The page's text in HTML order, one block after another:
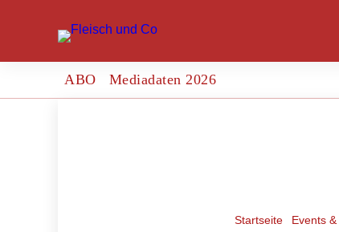
ABO Mediadaten 2026
Startseite Events